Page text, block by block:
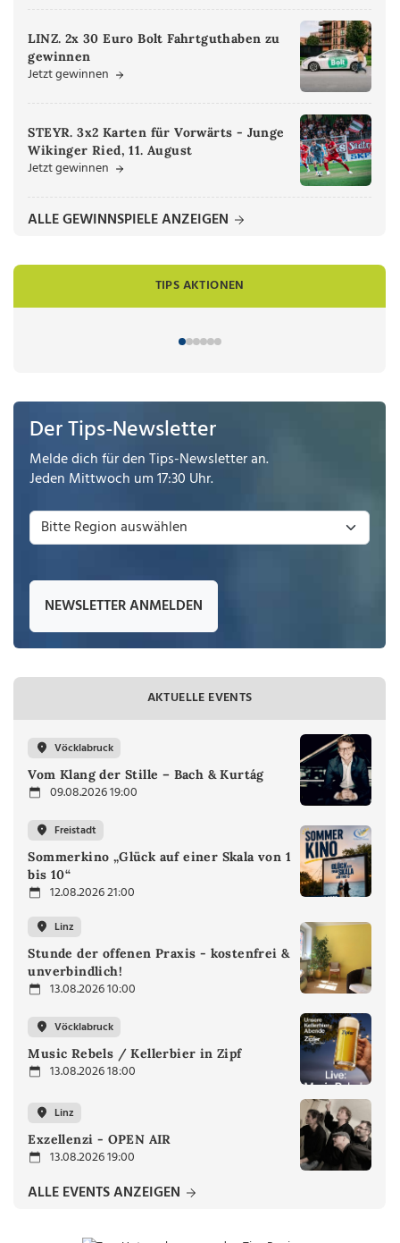
LINZ. 2x 30 Euro Bolt Fahrtguthaben zu
gewinnen
Jetzt gewinnen
STEYR. 3x2 Karten für Vorwärts - Junge
Wikinger Ried, 11. August
Jetzt gewinnen
ALLE GEWINNSPIELE ANZEIGEN
TIPS AKTIONEN
Der Tips-Newsletter
Melde dich für den Tips-Newsletter an.
Jeden Mittwoch um 17:30 Uhr.
NEWSLETTER ANMELDEN
AKTUELLE EVENTS
Vöcklabruck
Vom Klang der Stille – Bach & Kurtág
09.08.2026 19:00
Freistadt
Sommerkino „Glück auf einer Skala von 1
bis 10“
12.08.2026 21:00
Linz
Stunde der offenen Praxis - kostenfrei &
unverbindlich!
13.08.2026 10:00
Vöcklabruck
Music Rebels / Kellerbier in Zipf
13.08.2026 18:00
Linz
Exzellenzi - OPEN AIR
13.08.2026 19:00
ALLE EVENTS ANZEIGEN